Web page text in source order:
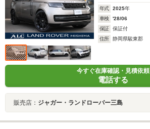
年式 2025年
車検
'28/06
保証
保証付
住所
静岡県駿東郡
今すぐ在庫確認・見積依頼
電話する
販売店： ジャガー・ランドローバー三島